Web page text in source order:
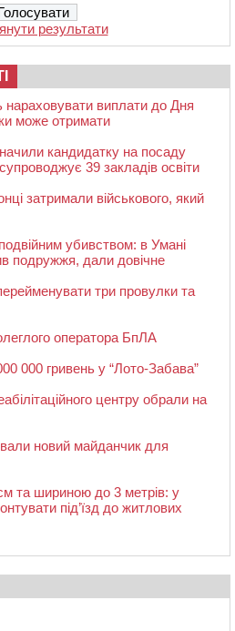
результати
нараховувати виплати до Дня
може отримати
кандидатку на посаду
39 закладів освіти
затримали військового, який
убивством: в Умані
подружжя, дали довічне
три провулки та
оператора БпЛА
000 гривень у “Лото-Забава”
центру обрали на
новий майданчик для
та шириною до 3 метрів: у
під’їзд до житлових